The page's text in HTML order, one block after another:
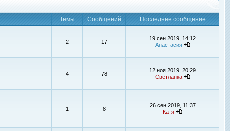
Темы Сообщений
Последнее сообщение
2 17
19 сен 2019, 14:12
Анастасия
4 78
12 ноя 2019, 20:29
Светланка
1 8
26 сен 2019, 11:37
Катя